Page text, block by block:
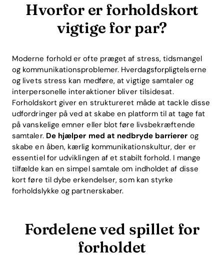
Hvorfor er forholdskort
vigtige for par?
Moderne forhold er ofte præget af stress, tidsmangel
og kommunikationsproblemer. Hverdagsforpligtelserne
og livets stress kan medføre, at vigtige samtaler og
interpersonelle interaktioner bliver tilsidesat.
Forholdskort giver en struktureret måde at tackle disse
udfordringer på ved at skabe en platform til at tage fat
på vanskelige emner eller blot føre livsbekræftende
samtaler. De hjælper med at nedbryde barrierer og
skabe en åben, kærlig kommunikationskultur, der er
essentiel for udviklingen af et stabilt forhold. I mange
tilfælde kan en simpel samtale om indholdet af disse
kort føre til dybe erkendelser, som kan styrke
forholdslykke og partnerskaber.
Fordelene ved spillet for
forholdet